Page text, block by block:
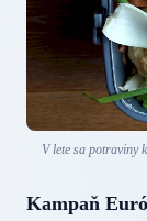
V lete sa potraviny
Kampaň